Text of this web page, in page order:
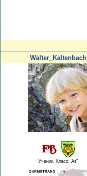
Walter_Kaltenbach
Ученик. Класс "Аз"